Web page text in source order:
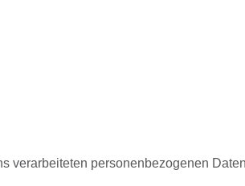
verarbeiteten personenbezogenen